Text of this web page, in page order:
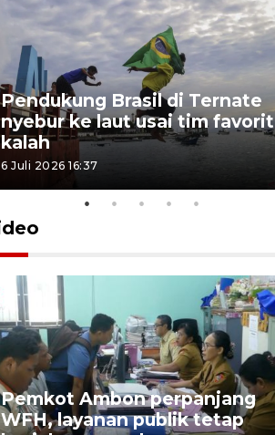
Pendukung Brasil di Ternate
nyebur ke laut usai tim favorit
kalah
6 Juli 2026 16:37
Pemkot Ambon perpanjang
WFH, layanan publik tetap